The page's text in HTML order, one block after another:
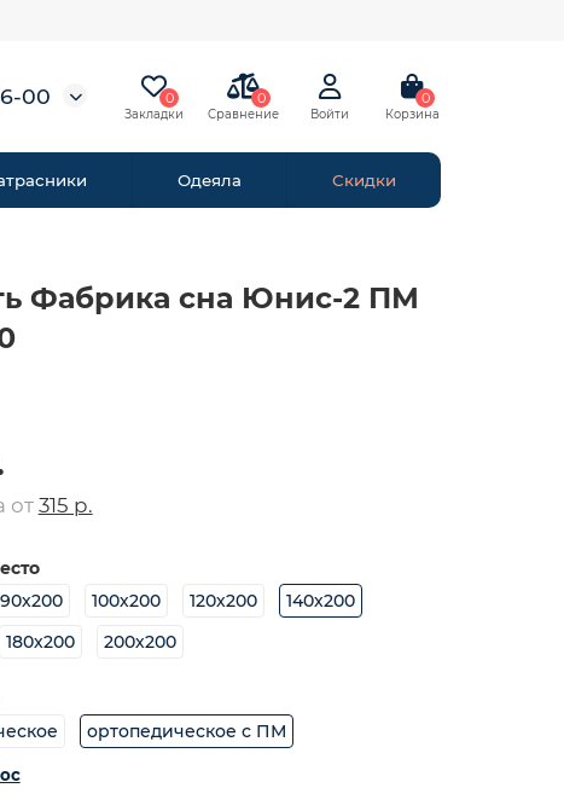
00 0 0 0
Одеяла Скидки
Фабрика сна Юнис-2 ПМ
от 315 р.
90х200 100х200 120х200
140х200
180х200 200х200
ортопедическое с ПМ